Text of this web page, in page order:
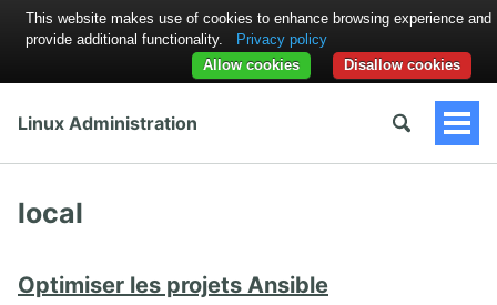
Linux Administration
local
Optimiser les projets Ansible
This website makes use of cookies to enhance browsing experience and
provide additional functionality.
Privacy policy
Disallow cookies
Allow cookies